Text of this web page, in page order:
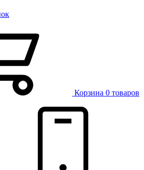
Корзина 0 товаров